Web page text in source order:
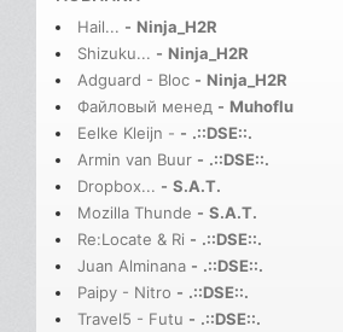
Hail... - Ninja_H2R
Shizuku... - Ninja_H2R
Adguard - Bloc - Ninja_H2R
Файловый менед - Muhoflu
Eelke Kleijn - - .::DSE::.
Armin van Buur - .::DSE::.
Dropbox... - S.A.T.
Mozilla Thunde - S.A.T.
Re:Locate & Ri - .::DSE::.
Juan Alminana - .::DSE::.
Paipy - Nitro - .::DSE::.
Travel5 - Futu - .::DSE::.